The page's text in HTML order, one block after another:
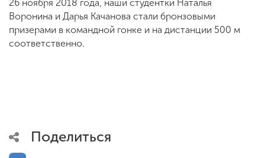
26 ноября 2018 года, наши студентки Наталья
Воронина и Дарья Качанова стали бронзовыми
призерами в командной гонке и на дистанции 500 м
соответственно.
Поделиться